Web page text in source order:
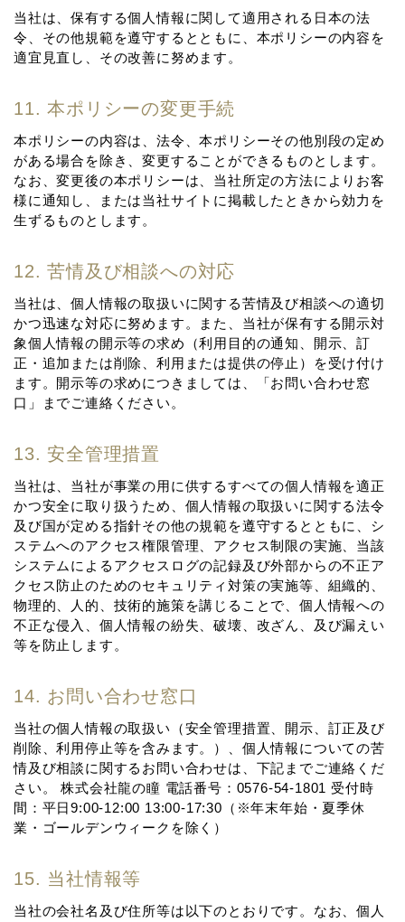
当社は、保有する個⼈情報に関して適⽤される⽇本の法
令、その他規範を遵守するとともに、本ポリシーの内容を
適宜⾒直し、その改善に努めます。
11. 本ポリシーの変更⼿続
本ポリシーの内容は、法令、本ポリシーその他別段の定め
がある場合を除き、変更することができるものとします。
なお、変更後の本ポリシーは、当社所定の⽅法によりお客
様に通知し、または当社サイトに掲載したときから効⼒を
⽣ずるものとします。
12. 苦情及び相談への対応
当社は、個⼈情報の取扱いに関する苦情及び相談への適切
かつ迅速な対応に努めます。また、当社が保有する開⽰対
象個⼈情報の開⽰等の求め（利⽤⽬的の通知、開⽰、訂
正・追加または削除、利⽤または提供の停⽌）を受け付け
ます。開⽰等の求めにつきましては、「お問い合わせ窓
⼝」までご連絡ください。
13. 安全管理措置
当社は、当社が事業の⽤に供するすべての個⼈情報を適正
かつ安全に取り扱うため、個⼈情報の取扱いに関する法令
及び国が定める指針その他の規範を遵守するとともに、シ
ステムへのアクセス権限管理、アクセス制限の実施、当該
システムによるアクセスログの記録及び外部からの不正ア
クセス防⽌のためのセキュリティ対策の実施等、組織的、
物理的、⼈的、技術的施策を講じることで、個⼈情報への
不正な侵⼊、個⼈情報の紛失、破壊、改ざん、及び漏えい
等を防⽌します。
14. お問い合わせ窓⼝
当社の個⼈情報の取扱い（安全管理措置、開⽰、訂正及び
削除、利⽤停⽌等を含みます。）、個⼈情報についての苦
情及び相談に関するお問い合わせは、下記までご連絡くだ
さい。 株式会社龍の瞳 電話番号：0576-54-1801 受付時
間：平⽇9:00-12:00 13:00-17:30（※年末年始・夏季休
業・ゴールデンウィークを除く）
15. 当社情報等
当社の会社名及び住所等は以下のとおりです。なお、個⼈